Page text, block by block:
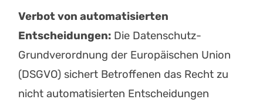
Verbot von automatisierten
Entscheidungen: Die Datenschutz-
Grundverordnung der Europäischen Union
(DSGVO) sichert Betroffenen das Recht zu
nicht automatisierten Entscheidungen